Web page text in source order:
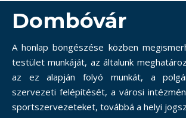
Dombóvár
A honlap böngészése közben
testület munkáját, az általunk
az ez alapján folyó munkát, a
szervezeti felépítését, a városi
sportszervezeteket, továbbá a helyi